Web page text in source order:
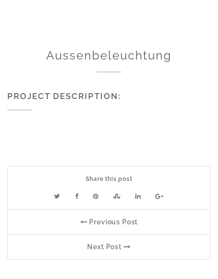
Aussenbeleuchtung
PROJECT DESCRIPTION:
Share this post
Previous Post
Next Post